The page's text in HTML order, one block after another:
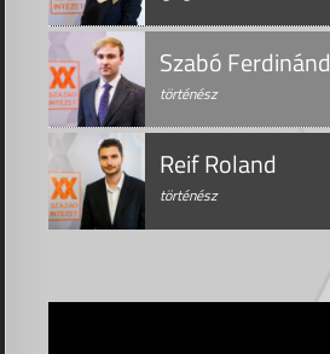
Szabó Ferdinánd
történész
Reif Roland
történész